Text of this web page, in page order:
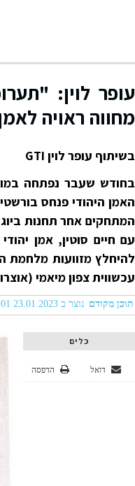
עופר לוין:
מחווה ראויה
בשיתוף עופר לוין GTI
בחודש שעבר נפתחה
המתחקים אחר תחנות
עם חיים סוטין, אמן
להיחלץ מזוועות מלחמת
עכשווית צפון מיאמי
תוכן מקודם נוצר ב 23.01.2023 01:01
כלים
הדפסה דואל